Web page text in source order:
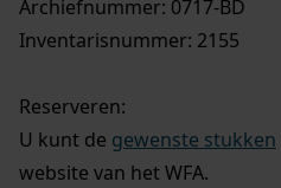
Archiefnummer: 0717-BD
Inventarisnummer: 2155
Reserveren:
U kunt de gewenste stukken
website van het WFA.